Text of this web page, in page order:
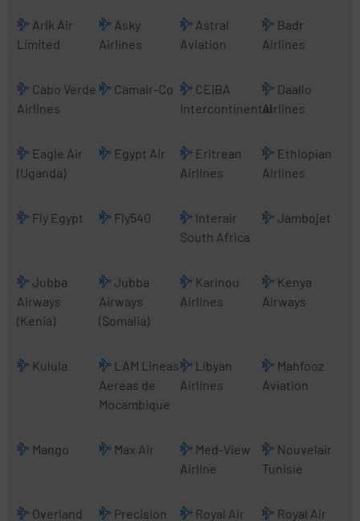
Arik Air
Limited
Asky
Airlines
Astral
Aviation
Badr
Airlines
Cabo Verde
Airlines
Camair-Co
CEIBA
Intercontinental
Daallo
Airlines
Eagle Air
(Uganda)
Egypt Air
Eritrean
Airlines
Ethiopian
Airlines
Fly Egypt Fly540
Interair
South Africa
Jambojet
Jubba
Airways
(Kenia)
Jubba
Airways
(Somalia)
Karinou
Airlines
Kenya
Airways
Kulula
LAM Lineas
Aereas de
Mocambique
Libyan
Airlines
Mahfooz
Aviation
Mango Max Air
Med-View
Airline
Nouvelair
Tunisie
Overland Precision Royal Air Royal Air